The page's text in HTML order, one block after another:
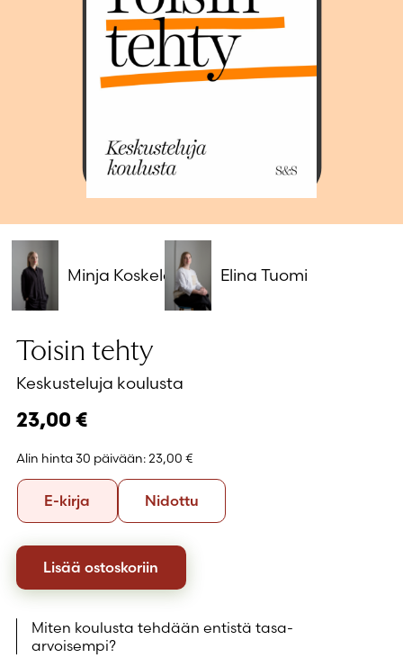
Salasana unohtunut?
Eikö sinulla ole tiliä?
Luo uusi tili
Minja Koskela Elina Tuomi
Toisin tehty
Keskusteluja koulusta
23,00 €
Alin hinta 30 päivään:23,00 €
Formaatti
E-kirja
kirja
NidottuNidottu
Lisää ostoskoriin
Miten koulusta tehdään entistä tasa-
arvoisempi?